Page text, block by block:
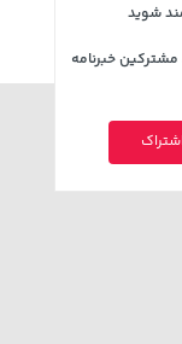
شوید
خبرنامه
اشتراک